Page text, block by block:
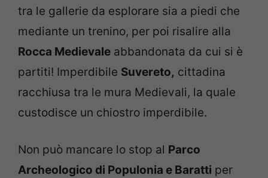
tra le gallerie da esplorare sia a piedi che
mediante un trenino, per poi risalire alla
Rocca Medievale abbandonata da cui si è
partiti! Imperdibile Suvereto, cittadina
racchiusa tra le mura Medievali, la quale
custodisce un chiostro imperdibile.
Non può mancare lo stop al Parco
Archeologico di Populonia e Baratti per